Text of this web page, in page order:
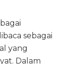
sebagai
yang
Dalam